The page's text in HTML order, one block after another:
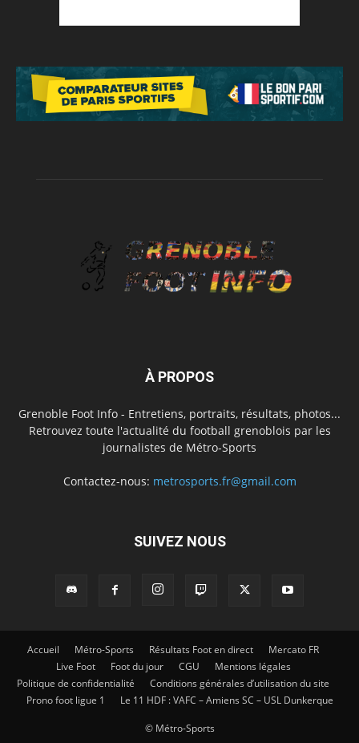
À PROPOS
Grenoble Foot Info - Entretiens, portraits, résultats, photos...
Retrouvez toute l'actualité du football grenoblois par les
journalistes de Métro-Sports
Contactez-nous: metrosports.fr@gmail.com
SUIVEZ NOUS
Accueil Métro-Sports Résultats Foot en direct
Mercato FR
Live Foot
Foot du jour CGU
Mentions légales
Politique de confidentialité
Conditions générales d’utilisation du site
Prono foot ligue 1
Le 11 HDF : VAFC – Amiens SC – USL Dunkerque
© Métro-Sports